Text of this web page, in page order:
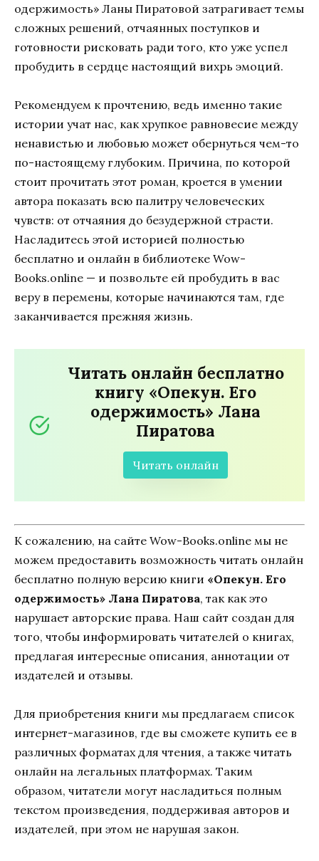
одержимость» Ланы Пиратовой затрагивает темы
сложных решений, отчаянных поступков и
готовности рисковать ради того, кто уже успел
пробудить в сердце настоящий вихрь эмоций.
Рекомендуем к прочтению, ведь именно такие
истории учат нас, как хрупкое равновесие между
ненавистью и любовью может обернуться чем-то
по-настоящему глубоким. Причина, по которой
стоит прочитать этот роман, кроется в умении
автора показать всю палитру человеческих
чувств: от отчаяния до безудержной страсти.
Насладитесь этой историей полностью
бесплатно и онлайн в библиотеке Wow-
Books.online — и позвольте ей пробудить в вас
веру в перемены, которые начинаются там, где
заканчивается прежняя жизнь.
Читать онлайн бесплатно
книгу «Опекун. Его
одержимость» Лана
Пиратова
Читать онлайн
К сожалению, на сайте Wow-Books.online мы не
можем предоставить возможность читать онлайн
бесплатно полную версию книги «Опекун. Его
одержимость» Лана Пиратова, так как это
нарушает авторские права. Наш сайт создан для
того, чтобы информировать читателей о книгах,
предлагая интересные описания, аннотации от
издателей и отзывы.
Для приобретения книги мы предлагаем список
интернет-магазинов, где вы сможете купить ее в
различных форматах для чтения, а также читать
онлайн на легальных платформах. Таким
образом, читатели могут насладиться полным
текстом произведения, поддерживая авторов и
издателей, при этом не нарушая закон.